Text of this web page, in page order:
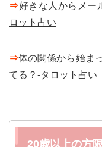
⇒好きな人からメー
ロット占い
⇒体の関係から始ま
てる？-タロット占い
20歳以上の方